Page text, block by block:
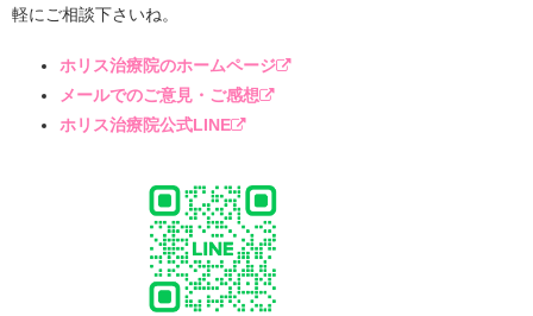
軽にご相談下さいね。
ホリス治療院のホームページ
メールでのご意見・ご感想
ホリス治療院公式LINE